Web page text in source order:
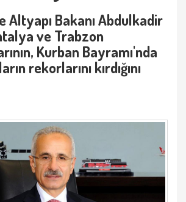
Altyapı Bakanı Abdulkadir
ve Trabzon
Kurban Bayramı'nda
rekorlarını kırdığını